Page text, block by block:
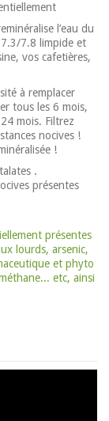
l’eau du
7.8 limpide et
vos cafetières,
à remplacer
tous les 6 mois,
mois. Filtrez
nocives !
!
.
présentes
présentes
lourds, arsenic,
et phyto
etc, ainsi